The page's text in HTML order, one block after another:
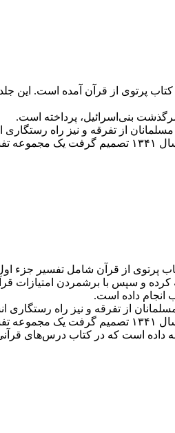
بنی‌اسرائیل، پرداخته است.
از تفرقه و نیز راه
کند.
انجام داده است.
از تفرقه و نیز راه
می‌دانست. بنابراین پس از سال‌ها تفسیر شفاهی قرآن
قرآن برای خانواده نیز تفسیری از آیات یک تا ۳۹ سورۀ